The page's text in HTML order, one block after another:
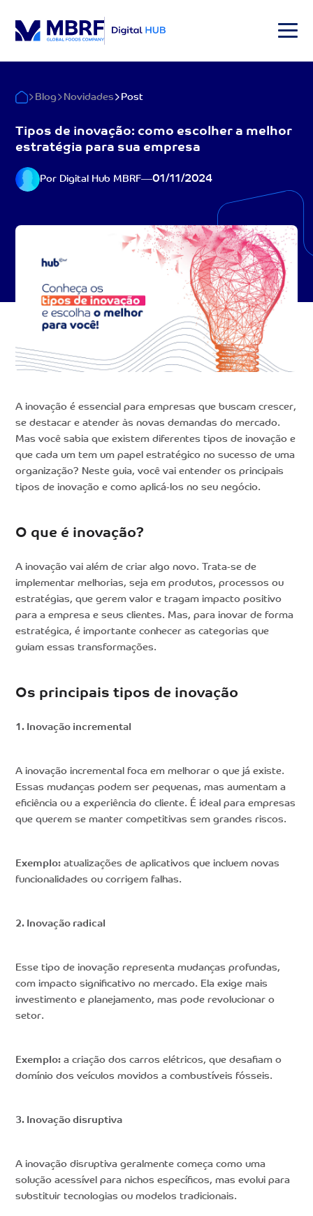
Blog Novidades Post
Tipos de inovação: como escolher a melhor
estratégia para sua empresa
Por Digital Hub MBRF 01/11/2024
A inovação é essencial para empresas que buscam crescer,
se destacar e atender às novas demandas do mercado.
Mas você sabia que existem diferentes tipos de inovação e
que cada um tem um papel estratégico no sucesso de uma
organização? Neste guia, você vai entender os principais
tipos de inovação e como aplicá-los no seu negócio.
O que é inovação?
A inovação vai além de criar algo novo. Trata-se de
implementar melhorias, seja em produtos, processos ou
estratégias, que gerem valor e tragam impacto positivo
para a empresa e seus clientes. Mas, para inovar de forma
estratégica, é importante conhecer as categorias que
guiam essas transformações.
Os principais tipos de inovação
1. Inovação incremental
A inovação incremental foca em melhorar o que já existe.
Essas mudanças podem ser pequenas, mas aumentam a
eficiência ou a experiência do cliente. É ideal para empresas
que querem se manter competitivas sem grandes riscos.
Exemplo: atualizações de aplicativos que incluem novas
funcionalidades ou corrigem falhas.
2. Inovação radical
Esse tipo de inovação representa mudanças profundas,
com impacto significativo no mercado. Ela exige mais
investimento e planejamento, mas pode revolucionar o
setor.
Exemplo: a criação dos carros elétricos, que desafiam o
domínio dos veículos movidos a combustíveis fósseis.
3. Inovação disruptiva
A inovação disruptiva geralmente começa como uma
solução acessível para nichos específicos, mas evolui para
substituir tecnologias ou modelos tradicionais.